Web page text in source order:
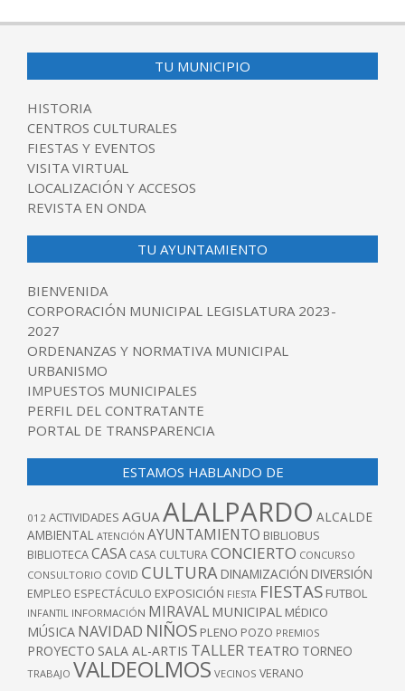
TU MUNICIPIO
HISTORIA
CENTROS CULTURALES
FIESTAS Y EVENTOS
VISITA VIRTUAL
LOCALIZACIÓN Y ACCESOS
REVISTA EN ONDA
TU AYUNTAMIENTO
BIENVENIDA
CORPORACIÓN MUNICIPAL LEGISLATURA 2023-
2027
ORDENANZAS Y NORMATIVA MUNICIPAL
URBANISMO
IMPUESTOS MUNICIPALES
PERFIL DEL CONTRATANTE
PORTAL DE TRANSPARENCIA
ESTAMOS HABLANDO DE
012 ACTIVIDADES AGUAALALPARDO ALCALDE
AMBIENTAL ATENCIÓN AYUNTAMIENTO BIBLIOBUS
BIBLIOTECACASA CASA CULTURACONCIERTO CONCURSO
CONSULTORIO COVID CULTURA DINAMIZACIÓN DIVERSIÓN
EMPLEO ESPECTÁCULO EXPOSICIÓN FIESTA FIESTAS FUTBOL
INFANTIL INFORMACIÓN MIRAVAL MUNICIPAL MÉDICO
MÚSICA NAVIDAD NIÑOS PLENO POZO PREMIOS
PROYECTO SALA AL-ARTIS TALLER TEATRO TORNEO
TRABAJO VALDEOLMOS VECINOS VERANO